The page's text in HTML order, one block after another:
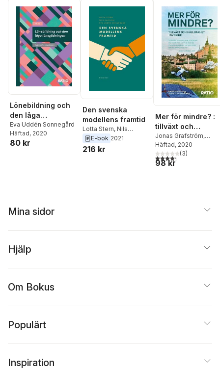
Lönebildning och
den låga
löneglidningen
Eva Uddén Sonnegård
Häftad, 2020
80 kr
Den svenska
modellens framtid
Lotta Stern, Nils
Karlson,Eva Uddén
Sonnegård
E-bok 2021
216 kr
Mer för mindre? :
tillväxt och
hållbarhet i
Jonas Grafström,
Christian Sandström
Häftad, 2020
4,3utav 5 stjärnor.
(3)
98 kr
Mina sidor
Hjälp
Om Bokus
Populärt
Inspiration